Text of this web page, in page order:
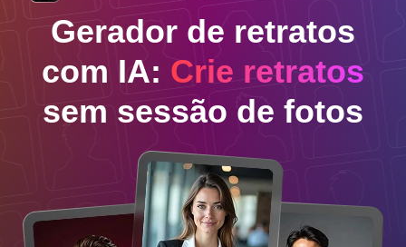
Gerador de retratos
com IA: Crie retratos
sem sessão de fotos